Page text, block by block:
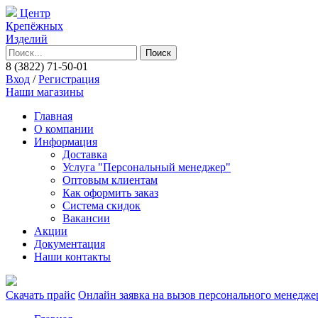
Центр
Крепёжных
Изделий
8 (3822) 71-50-01
Вход / Регистрация
Наши магазины
Главная
О компании
Информация
Доставка
Услуга "Персональный менеджер"
Оптовым клиентам
Как оформить заказ
Система скидок
Вакансии
Акции
Документация
Наши контакты
Скачать прайс Онлайн заявка на вызов персонального